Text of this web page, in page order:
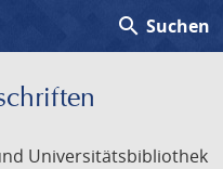
search Suchen
Universitätsbibliothek